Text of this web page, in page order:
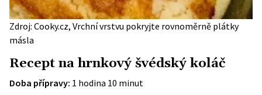
Zdroj: Cooky.cz, Vrchní vrstvu pokryjte rovnoměrně plátky
másla
Recept na hrnkový švédský koláč
Doba přípravy: 1 hodina 10 minut